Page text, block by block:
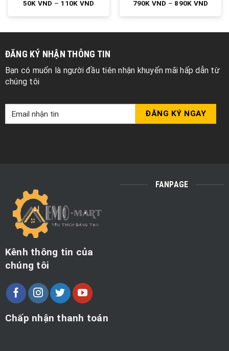
50K VND – 110K VND
790K VND – 890K VND
ĐĂNG KÝ NHẬN THÔNG TIN
Bạn có muốn là người đầu tiên nhận khuyến mãi hấp dẫn từ
chúng tôi
Kênh thông tin của
chúng tôi
Chấp nhận thanh toán
FANPAGE